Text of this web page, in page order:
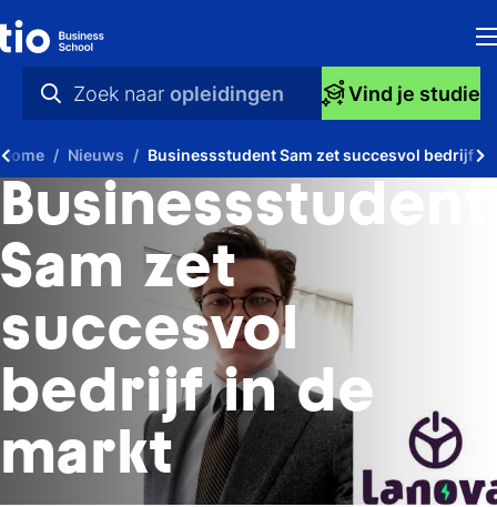
Zoek naar opleidingen
videos
nieuws
opleidingen
Vind je studie
Home Nieuws Businessstudent Sam zet succesvol bedrijf in
Businessstudent
Sam zet
succesvol
bedrijf in de
markt